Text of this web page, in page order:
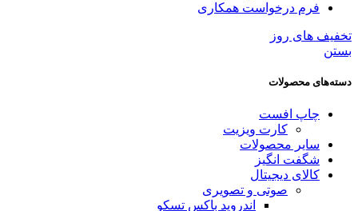
فرم درخواست همکاری
تخفیف های روز
بستن
دسته‌های محصولات
چاپ افست
کارت ویزیت
سایر محصولات
شگفت انگیز
کالای دیجیتال
صوتی و تصویری
اندروید باکس تسکو